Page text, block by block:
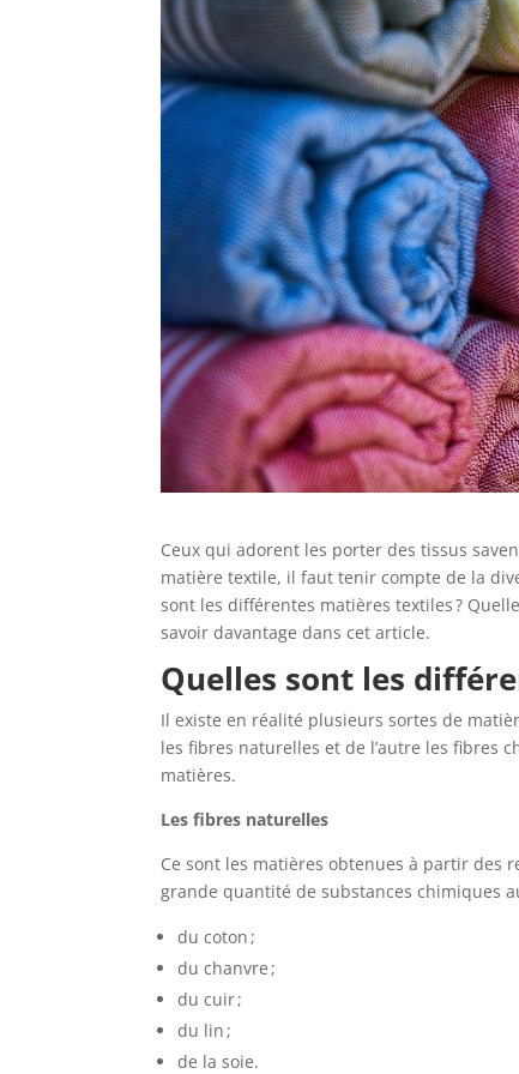
Ceux qui adorent les porter des tissus
matière textile, il faut tenir compte de la
sont les différentes matières textiles ?
savoir davantage dans cet article.
Quelles sont les
Il existe en réalité plusieurs sortes de
les fibres naturelles et de l’autre les fibres
matières.
Les fibres naturelles
Ce sont les matières obtenues à partir des
grande quantité de substances chimiques
du coton ;
du chanvre ;
du cuir ;
du lin ;
de la soie.